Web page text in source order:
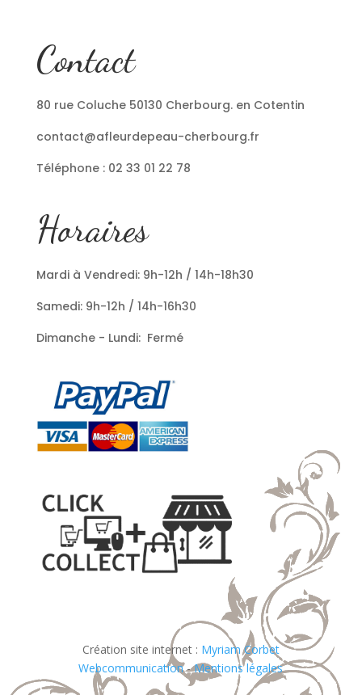
Contact
80 rue Coluche 50130 Cherbourg. en Cotentin
contact@afleurdepeau-cherbourg.fr
Téléphone : 02 33 01 22 78
Horaires
Mardi à Vendredi: 9h-12h / 14h-18h30
Samedi: 9h-12h / 14h-16h30
Dimanche - Lundi: Fermé
Création site internet : Myriam Corbet
Webcommunication-Mentions légales